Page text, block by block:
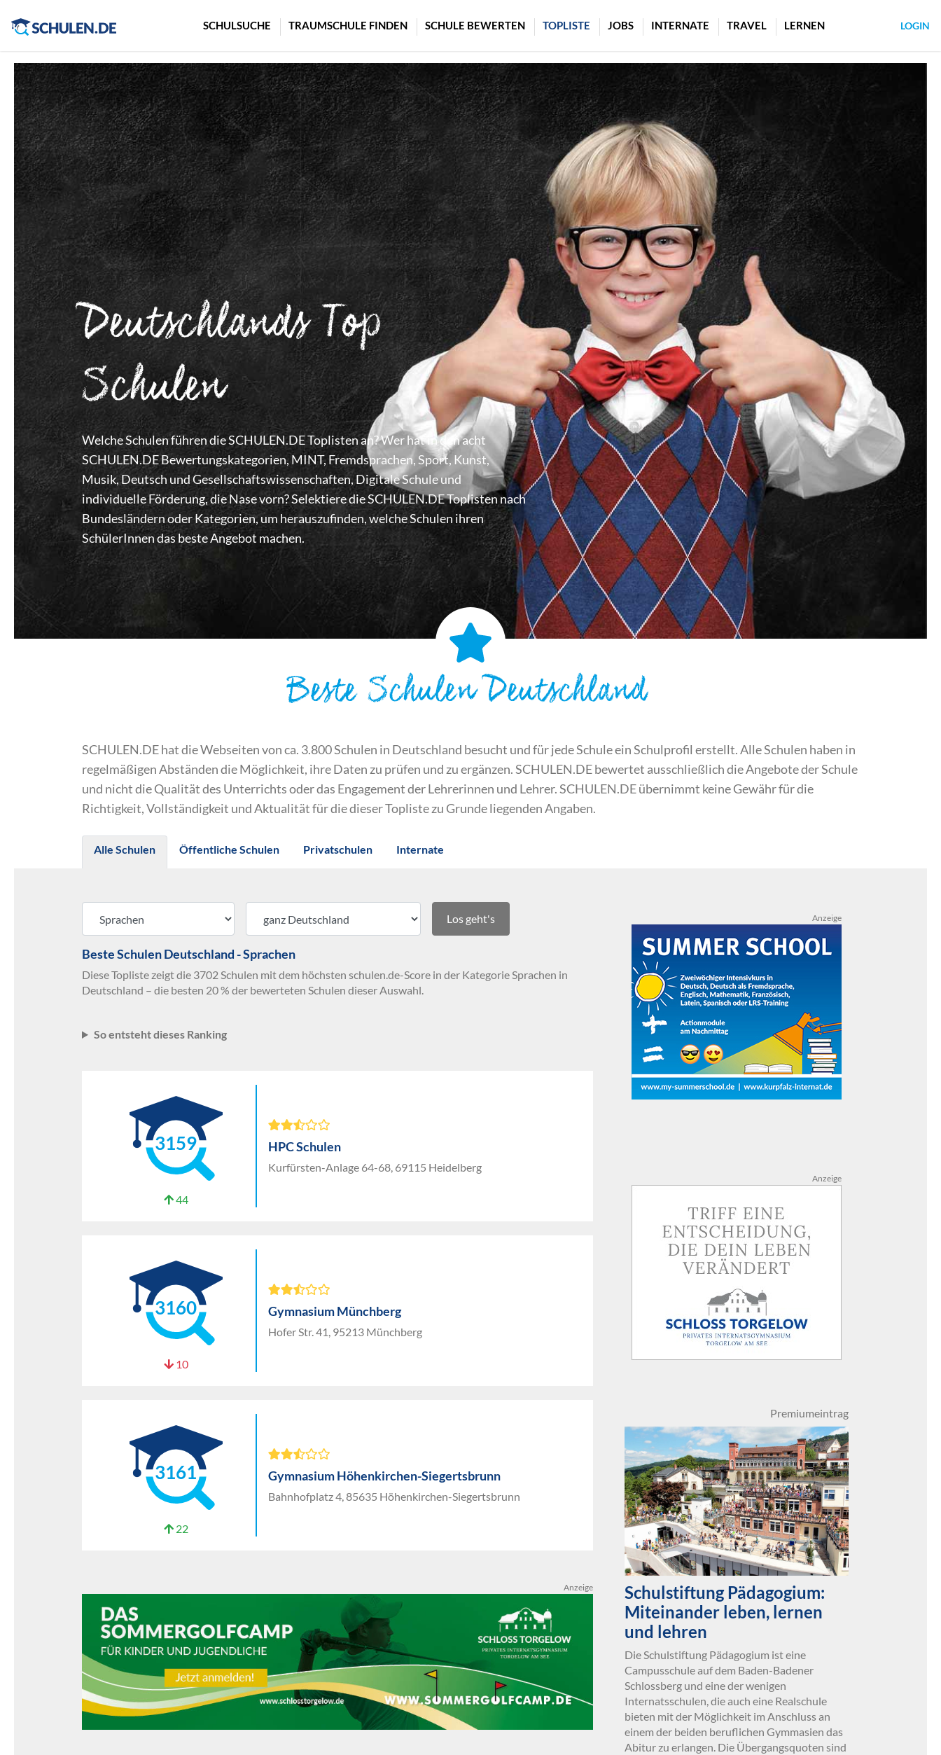
SCHULSUCHE TRAUMSCHULE FINDEN SCHULE BEWERTEN TOPLISTE JOBS INTERNATE TRAVEL LERNEN LOGIN
Deutschlands Top
Schulen
Welche Schulen führen die SCHULEN.DE Toplisten an? Wer hat in den acht
SCHULEN.DE Bewertungskategorien, MINT, Fremdsprachen, Sport, Kunst,
Musik, Deutsch und Gesellschaftswissenschaften, Digitale Schule und
individuelle Förderung, die Nase vorn? Selektiere die SCHULEN.DE Toplisten nach
Bundesländern oder Kategorien, um herauszufinden, welche Schulen ihren
SchülerInnen das beste Angebot machen.
Beste Schulen Deutschland
SCHULEN.DE hat die Webseiten von ca. 3.800 Schulen in Deutschland besucht und für jede Schule ein Schulprofil erstellt. Alle Schulen haben in
regelmäßigen Abständen die Möglichkeit, ihre Daten zu prüfen und zu ergänzen. SCHULEN.DE bewertet ausschließlich die Angebote der Schule
und nicht die Qualität des Unterrichts oder das Engagement der Lehrerinnen und Lehrer. SCHULEN.DE übernimmt keine Gewähr für die
Richtigkeit, Vollständigkeit und Aktualität für die dieser Topliste zu Grunde liegenden Angaben.
Alle Schulen Öffentliche Schulen Privatschulen Internate
Los geht's
Beste Schulen Deutschland - Sprachen
Diese Topliste zeigt die 3702 Schulen mit dem höchsten schulen.de-Score in der Kategorie Sprachen in
Deutschland – die besten 20 % der bewerteten Schulen dieser Auswahl.
So entsteht dieses Ranking
3159
44
HPC Schulen
Kurfürsten-Anlage 64-68, 69115 Heidelberg
3160
10
Gymnasium Münchberg
Hofer Str. 41, 95213 Münchberg
3161
22
Gymnasium Höhenkirchen-Siegertsbrunn
Bahnhofplatz 4, 85635 Höhenkirchen-Siegertsbrunn
Anzeige
Anzeige
Anzeige
Premiumeintrag
Schulstiftung Pädagogium:
Miteinander leben, lernen
und lehren
Die Schulstiftung Pädagogium ist eine
Campusschule auf dem Baden-Badener
Schlossberg und eine der wenigen
Internatsschulen, die auch eine Realschule
bieten mit der Möglichkeit im Anschluss an
einem der beiden beruflichen Gymmasien das
Abitur zu erlangen. Die Übergangsquoten sind